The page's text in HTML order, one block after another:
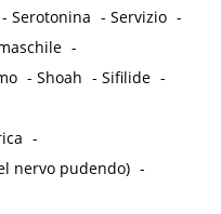
-Serotonina -Servizio -
-
-Shoah -Sifilide -
-
nervo pudendo) -